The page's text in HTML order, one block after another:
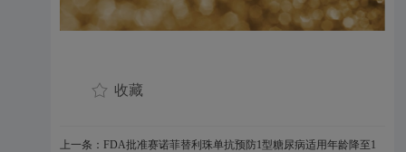
收藏
上一条：FDA批准赛诺菲替利珠单抗预防1型糖尿病适用年龄降至1